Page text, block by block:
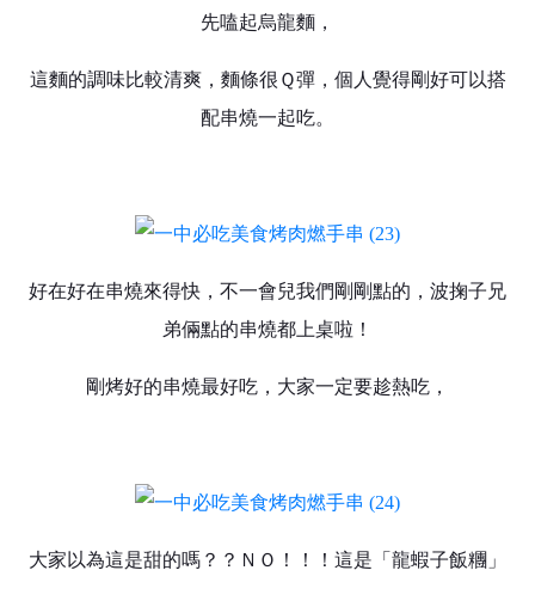
先嗑起烏龍麵，
這麵的調味比較清爽，麵條很Ｑ彈，個人覺得剛好可以搭
配串燒一起吃。
好在好在串燒來得快，不一會兒我們剛剛點的，波掬子兄
弟倆點的串燒都上桌啦！
剛烤好的串燒最好吃，大家一定要趁熱吃，
大家以為這是甜的嗎？？ＮＯ！！！這是「龍蝦子飯糰」